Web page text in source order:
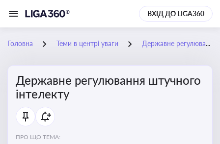
ВХІД ДО LIGA360
Головна Теми в центрі уваги Державне регулювання штучного інтелекту
Державне регулювання штучного
інтелекту
ПРО ЩО ТЕМА: